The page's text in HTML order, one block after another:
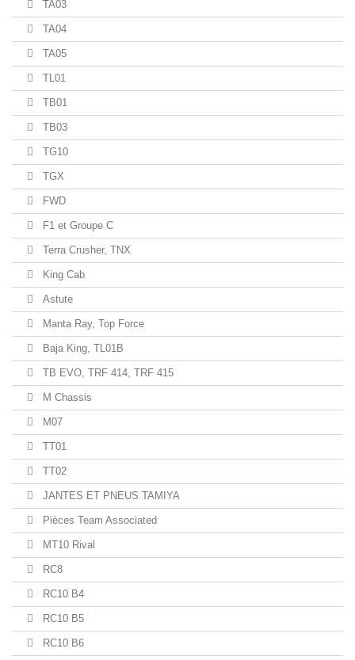
TA03
TA04
TA05
TL01
TB01
TB03
TG10
TGX
FWD
F1 et Groupe C
Terra Crusher, TNX
King Cab
Astute
Manta Ray, Top Force
Baja King, TL01B
TB EVO, TRF 414, TRF 415
M Chassis
M07
TT01
TT02
JANTES ET PNEUS TAMIYA
Pièces Team Associated
MT10 Rival
RC8
RC10 B4
RC10 B5
RC10 B6